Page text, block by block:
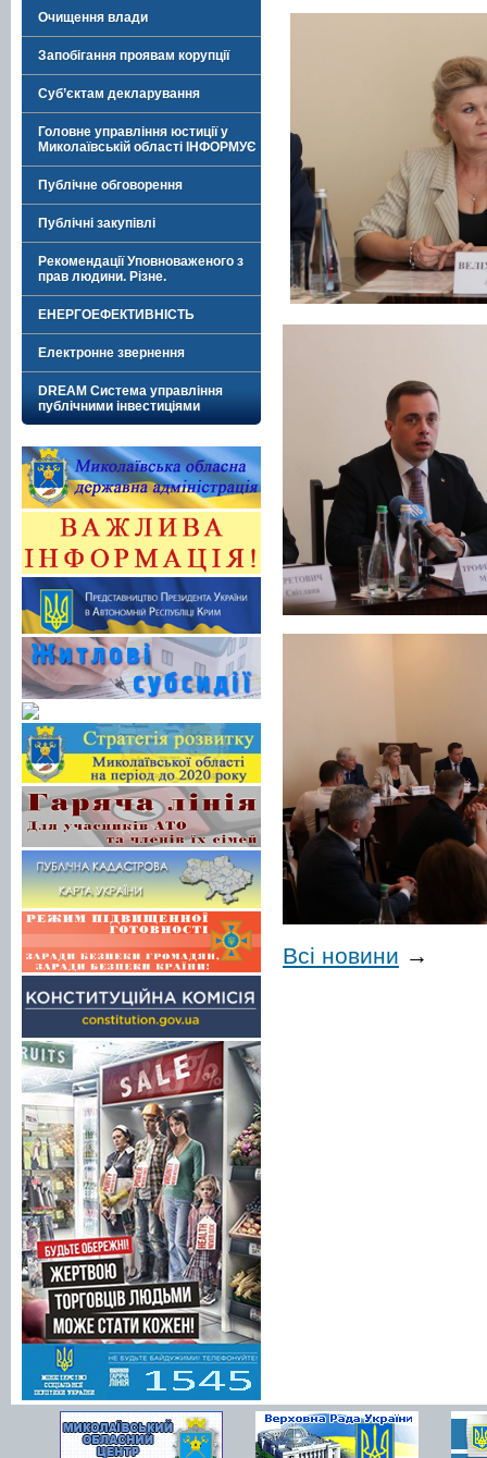
Очищення влади
Запобігання проявам корупції
Суб’єктам декларування
Головне управління юстиції у
Миколаївській області ІНФОРМУЄ
Публічне обговорення
Публічні закупівлі
Рекомендації Уповноваженого з
прав людини. Різне.
ЕНЕРГОЕФЕКТИВНІСТЬ
Електронне звернення
DREAM Система управління
публічними інвестиціями
Всі новини →